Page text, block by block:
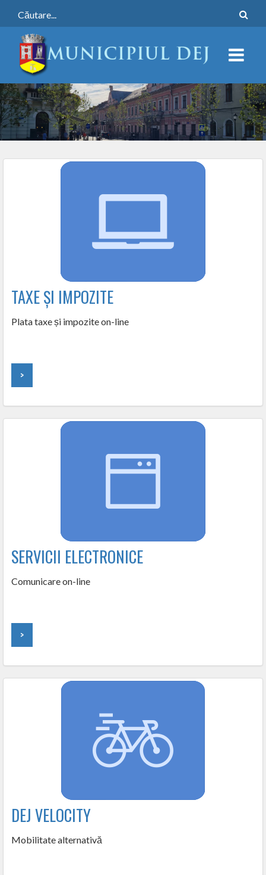
TAXE ȘI IMPOZITE
Plata taxe și impozite on-line
>
SERVICII ELECTRONICE
Comunicare on-line
>
DEJ VELOCITY
Mobilitate alternativă